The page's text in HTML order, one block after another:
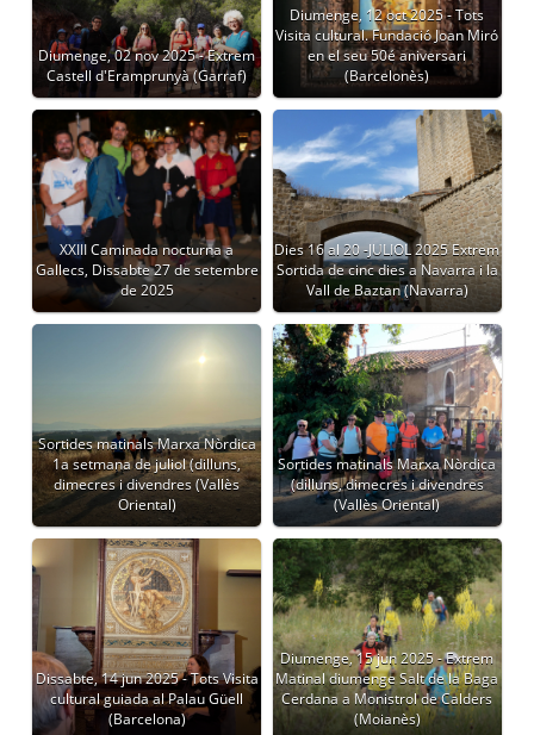
Diumenge, 02 nov 2025 - Extrem
Castell d'Eramprunyà (Garraf)
Diumenge, 12 oct 2025 - Tots
Visita cultural. Fundació Joan Miró
en el seu 50é aniversari
(Barcelonès)
XXIII Caminada nocturna a
Gallecs, Dissabte 27 de setembre
de 2025
Dies 16 al 20 -JULIOL 2025 Extrem
Sortida de cinc dies a Navarra i la
Vall de Baztan (Navarra)
Sortides matinals Marxa Nòrdica
1a setmana de juliol (dilluns,
dimecres i divendres (Vallès
Oriental)
Sortides matinals Marxa Nòrdica
(dilluns, dimecres i divendres
(Vallès Oriental)
Dissabte, 14 jun 2025 - Tots Visita
cultural guiada al Palau Güell
(Barcelona)
Diumenge, 15 jun 2025 - Extrem
Matinal diumenge Salt de la Baga
Cerdana a Monistrol de Calders
(Moianès)